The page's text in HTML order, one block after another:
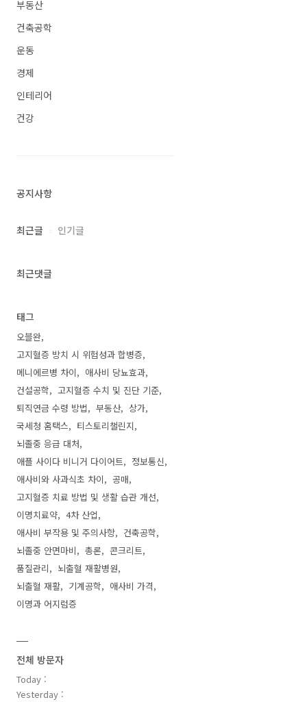
부동산
건축공학
운동
경제
인테리어
건강
공지사항
최근글 인기글
최근댓글
태그
오블완
고지혈증 방치 시 위험성과 합병증
메니에르병 차이
애사비 당뇨효과
건설공학
고지혈증 수치 및 진단 기준
퇴직연금 수령 방법
부동산
상가
국세청 홈택스
티스토리챌린지
뇌졸중 응급 대처
애플 사이다 비니거 다이어트
정보통신
애사비와 사과식초 차이
공매
고지혈증 치료 방법 및 생활 습관 개선
이명치료약
4차 산업
애사비 부작용 및 주의사항
건축공학
뇌졸중 안면마비
총론
콘크리트
품질관리
뇌출혈 재활병원
뇌출혈 재활
기계공학
애사비 가격
이명과 어지럼증
전체 방문자
Today :
Yesterday :